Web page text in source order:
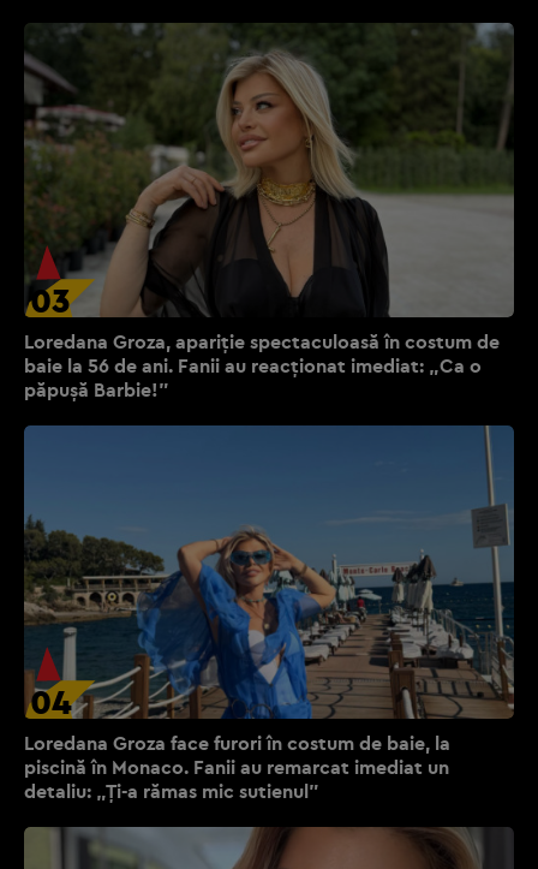
03
Loredana Groza, apariție spectaculoasă în costum de
baie la 56 de ani. Fanii au reacționat imediat: „Ca o
păpușă Barbie!”
04
Loredana Groza face furori în costum de baie, la
piscină în Monaco. Fanii au remarcat imediat un
detaliu: „Ți-a rămas mic sutienul”